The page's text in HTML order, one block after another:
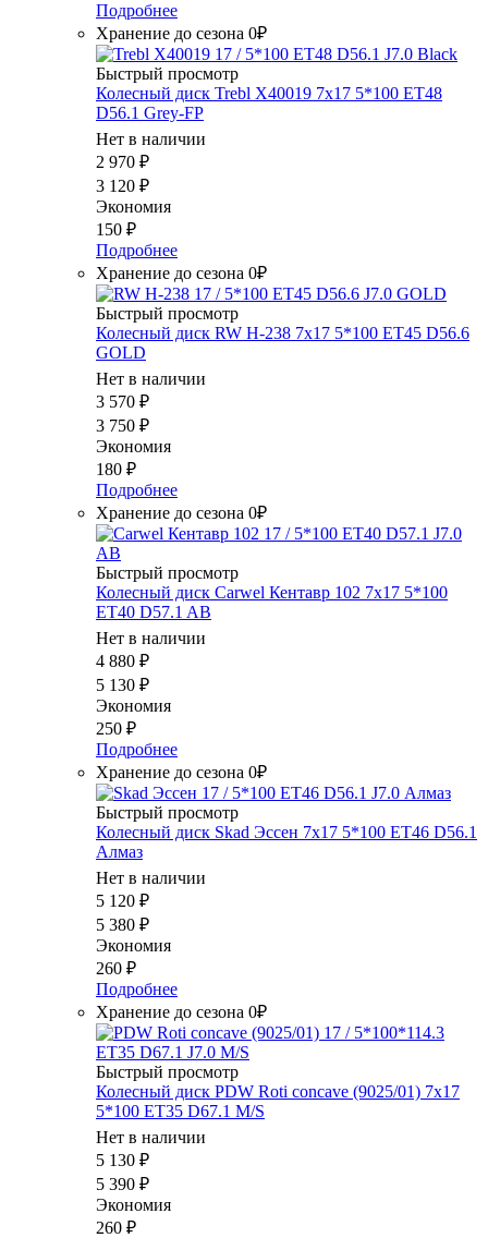
Подробнее
Хранение до сезона 0₽
Быстрый просмотр
Колесный диск Trebl X40019 7x17 5*100 ET48
D56.1 Grey-FP
Нет в наличии
2 970 ₽
3 120 ₽
Экономия
150 ₽
Подробнее
Хранение до сезона 0₽
Быстрый просмотр
Колесный диск RW H-238 7x17 5*100 ET45 D56.6
GOLD
Нет в наличии
3 570 ₽
3 750 ₽
Экономия
180 ₽
Подробнее
Хранение до сезона 0₽
Быстрый просмотр
Колесный диск Carwel Кентавр 102 7x17 5*100
ET40 D57.1 AB
Нет в наличии
4 880 ₽
5 130 ₽
Экономия
250 ₽
Подробнее
Хранение до сезона 0₽
Быстрый просмотр
Колесный диск Skad Эссен 7x17 5*100 ET46 D56.1
Алмаз
Нет в наличии
5 120 ₽
5 380 ₽
Экономия
260 ₽
Подробнее
Хранение до сезона 0₽
Быстрый просмотр
Колесный диск PDW Roti concave (9025/01) 7x17
5*100 ET35 D67.1 M/S
Нет в наличии
5 130 ₽
5 390 ₽
Экономия
260 ₽